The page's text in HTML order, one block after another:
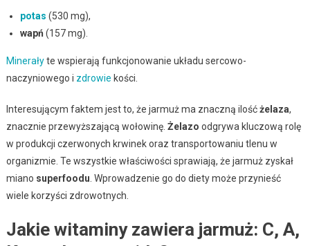
potas (530 mg),
wapń (157 mg).
Minerałyte wspierają funkcjonowanie układu sercowo-
naczyniowego i zdrowie kości.
Interesującym faktem jest to, że jarmuż ma znaczną ilośćżelaza,
znacznie przewyższającą wołowinę. Żelazo odgrywa kluczową rolę
w produkcji czerwonych krwinek oraz transportowaniu tlenu w
organizmie. Te wszystkie właściwości sprawiają, że jarmuż zyskał
miano superfoodu . Wprowadzenie go do diety może przynieść
wiele korzyści zdrowotnych.
Jakie witaminy zawiera jarmuż: C, A,